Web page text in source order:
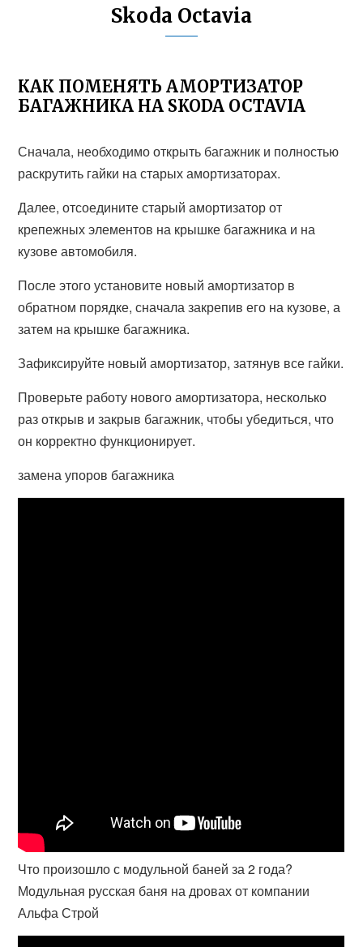
Skoda Octavia
КАК ПОМЕНЯТЬ АМОРТИЗАТОР
БАГАЖНИКА НА SKODA OCTAVIA
Сначала, необходимо открыть багажник и полностью
раскрутить гайки на старых амортизаторах.
Далее, отсоедините старый амортизатор от
крепежных элементов на крышке багажника и на
кузове автомобиля.
После этого установите новый амортизатор в
обратном порядке, сначала закрепив его на кузове, а
затем на крышке багажника.
Зафиксируйте новый амортизатор, затянув все гайки.
Проверьте работу нового амортизатора, несколько
раз открыв и закрыв багажник, чтобы убедиться, что
он корректно функционирует.
замена упоров багажника
Что произошло с модульной баней за 2 года?
Модульная русская баня на дровах от компании
Альфа Строй